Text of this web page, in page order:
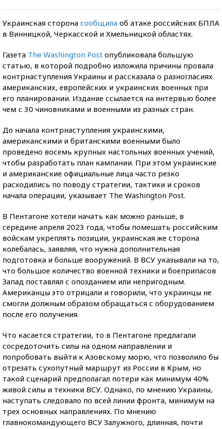
Украинская сторона сообщила об атаке российских БПЛА
в Винницкой, Черкасской и Хмельницкой областях.
Газета The Washington Post опубликовала большую
статью, в которой подробно изложила причины провала
контрнаступления Украины и рассказала о разногласиях
американских, европейских и украинских военных при
его планировании. Издание ссылается на интервью более
чем с 30 чиновниками и военными из разных стран.
До начала контрнаступления украинскими,
американскими и британскими военными было
проведено восемь крупных настольных военных учений,
чтобы разработать план кампании. При этом украинские
и американские официальные лица часто резко
расходились по поводу стратегии, тактики и сроков
начала операции, указывает The Washington Post.
В Пентагоне хотели начать как можно раньше, в
середине апреля 2023 года, чтобы помешать российским
войскам укреплять позиции, украинская же сторона
колебалась, заявляя, что нужна дополнительная
подготовка и больше вооружений. В ВСУ указывали на то,
что большое количество военной техники и боеприпасов
Запад поставлял с опозданием или непригодным.
Американцы это отрицали и говорили, что украинцы не
смогли должным образом обращаться с оборудованием
после его получения.
Что касается стратегии, то в Пентагоне предлагали
сосредоточить силы на одном направлении и
попробовать выйти к Азовскому морю, что позволило бы
отрезать сухопутный маршрут из России в Крым, но
такой сценарий предполагал потери как минимум 40%
живой силы и техники ВСУ. Однако, по мнению Украины,
наступать следовало по всей линии фронта, минимум на
трех основных направлениях. По мнению
главнокомандующего ВСУ Залужного, длинная, почти